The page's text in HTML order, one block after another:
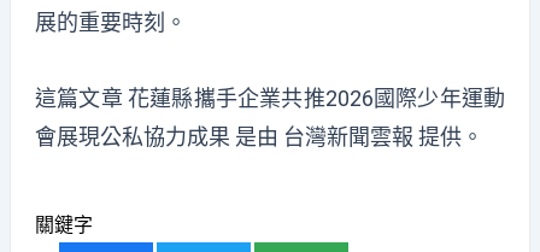
展的重要時刻。
這篇文章 花蓮縣攜手企業共推2026國際少年運動
會展現公私協力成果 是由 台灣新聞雲報 提供。
關鍵字